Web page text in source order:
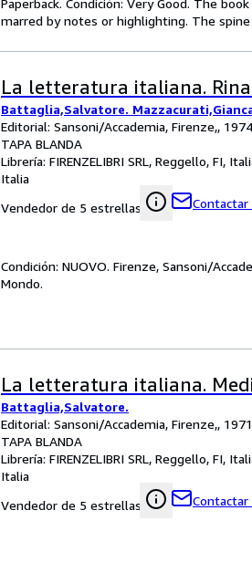
marred by notes or highlighting. The
La letteratura italiana.
Battaglia,Salvatore.
Editorial: Sansoni/Accademia, Firenze,, 1974
TAPA BLANDA
Librería: FIRENZELIBRI SRL, Reggello, FI,
Italia
Vendedor de 5 estrellas
Condición: NUOVO. Firenze, Sansoni/
Mondo.
La letteratura italiana.
Battaglia,Salvatore.
Editorial: Sansoni/Accademia, Firenze,, 1971
TAPA BLANDA
Librería: FIRENZELIBRI SRL, Reggello, FI,
Italia
Vendedor de 5 estrellas